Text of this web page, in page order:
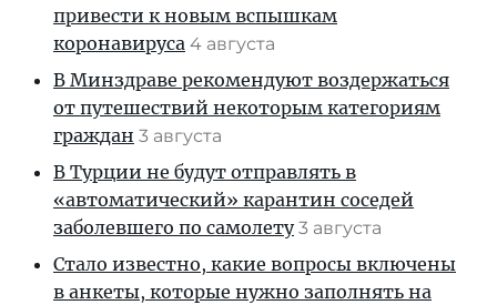
привести к новым вспышкам
коронавируса 4 августа
В Минздраве рекомендуют воздержаться
от путешествий некоторым категориям
граждан 3 августа
В Турции не будут отправлять в
«автоматический» карантин соседей
заболевшего по самолету 3 августа
Стало известно, какие вопросы включены
в анкеты, которые нужно заполнять на